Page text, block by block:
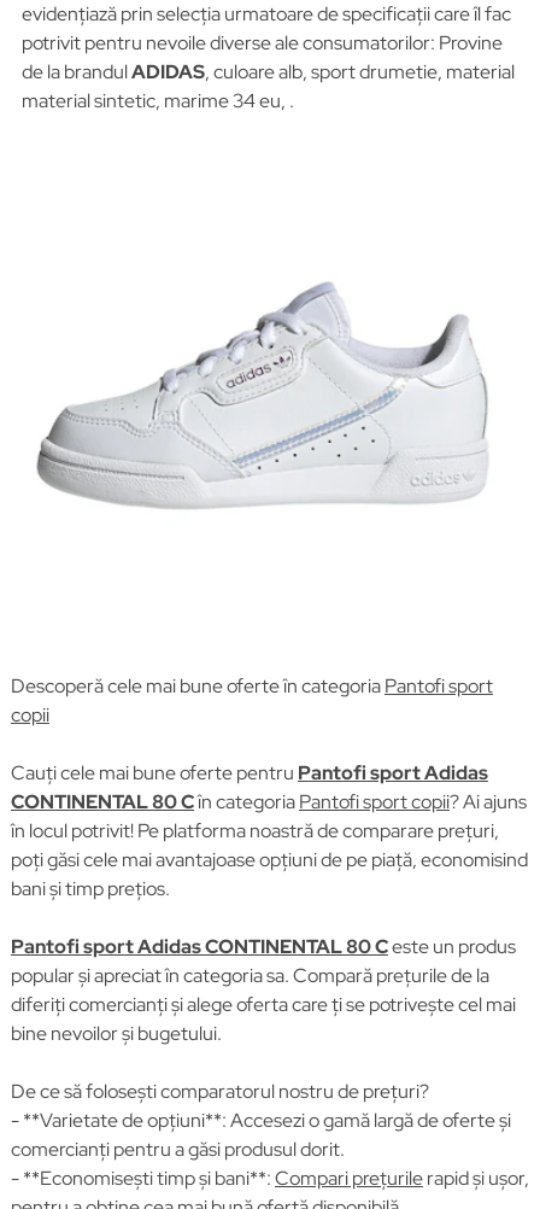
evidențiază prin selecția urmatoare de specificații care îl fac
potrivit pentru nevoile diverse ale consumatorilor: Provine
de la brandulADIDAS, culoare alb, sport drumetie, material
material sintetic, marime 34 eu, .
Descoperă cele mai bune oferte în categoriaPantofi sport
copii
Cauți cele mai bune oferte pentru Pantofi sport Adidas
CONTINENTAL 80 Cîn categoriaPantofi sport copii? Ai ajuns
în locul potrivit! Pe platforma noastră de comparare prețuri,
poți găsi cele mai avantajoase opțiuni de pe piață, economisind
bani și timp prețios.
Pantofi sport Adidas CONTINENTAL 80 Ceste un produs
popular și apreciat în categoria sa. Compară prețurile de la
diferiți comercianți și alege oferta care ți se potrivește cel mai
bine nevoilor și bugetului.
De ce să folosești comparatorul nostru de prețuri?
- **Varietate de opțiuni**: Accesezi o gamă largă de oferte și
comercianți pentru a găsi produsul dorit.
- **Economisești timp și bani**:Compari prețurilerapid și ușor,